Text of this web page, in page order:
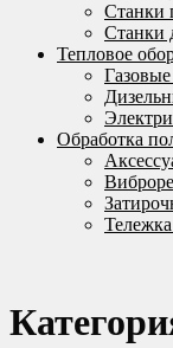
Станки
Станки
Тепловое
Обработка